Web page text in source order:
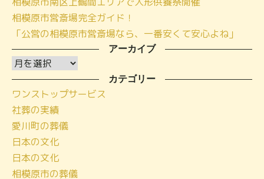
相模原市営斎場完全ガイド！
「公営の相模原市営斎場なら、一番安くて安心よね」
アーカイブ
ア
ー
カ
イ
ブ
カテゴリー
ワンストップサービス
社葬の実績
愛川町の葬儀
日本の文化
日本の文化
相模原市の葬儀